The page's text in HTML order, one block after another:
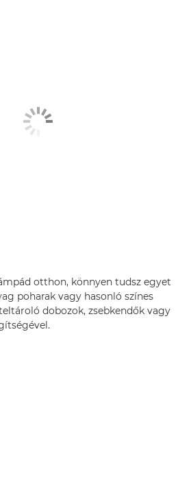
otthon, könnyen tudsz egyet
poharak vagy hasonló színes
dobozok, zsebkendők vagy